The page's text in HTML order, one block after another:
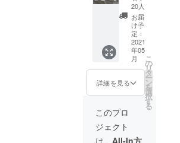
お昼開
催予定)
更にこ
のプラ
ンには
2ヶ月分
の定期
セット
になっ
す！ ※
オリジ
ナル
ヒー豆
を提供
頂いて
いる舘
田珈琲
焙煎所
のマス
ターに
よるオ
方講座
ていま
す。(5
ダーメ
イドオ
リジナ
ルブレ
ンド
(100g)
】 自宅
で贅沢
なコー
楽しむ
必要な
ものを
6,000円
リター
ンの
17％OF
Fで10名
様限定
のプラ
ンで
す！
ドミル
トなの
で、自
F // 【内
容：好
み診断
セット
(2回配
送) + 簡
易ド
リッ
パー +
コー
フィル
ター +
ステッ
カー +
20人
お届
け予
定：
2021
年05
月
詳細を見る
こ
の
リ
タ
ー
ン
を
選
択
す
る
このプロ
ジェクト